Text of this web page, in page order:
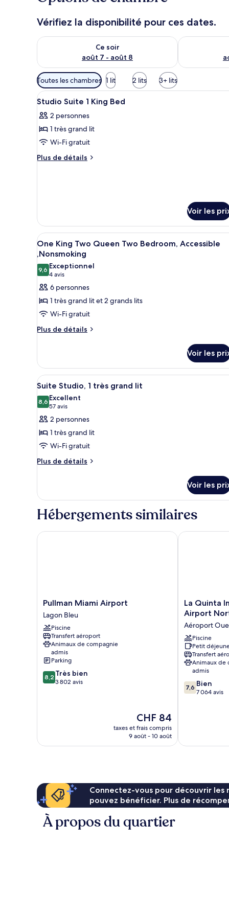
Vérifiez la disponibilité pour ces dates.
Ce soir
août 7 - août 8
Vérifier la disponibilité pour ce soir août 7 - août 8
Vérifier la
Filtres
disponibles
pour
chambres
Toutes les chambres 1 lit 2 lits 3+ lits
Afficher
toutes
les
photos
pour
ce
1
King
Bed
Un lit bien fait, avec du linge
11
Studio Suite 1 King Bed
2 personnes
1 très grand lit
Wi-Fi gratuit
Plus de détails
Plus
chambre
Studio
Suite
1
King
Bed
Voir les
Afficher
toutes
les
photos
pour
ce
type
de
chambre :
Two
Queen
Two
Bedroom,
Accessible
,Nonsmoking
Une chambre d’hôtel avec
12
One King Two Queen Two Bedroom, Accessible
,Nonsmoking
9,69,6 sur 10
Exceptionnel
4 avis
(4 avis)
6 personnes
1 très grand lit et 2 grands lits
Wi-Fi gratuit
Plus de détails
Plus
le
type
de
chambre
One
King
Two
Queen
Bedroom,
Accessible
,Nonsmoking
Voir les
Afficher
toutes
les
photos
pour
ce
type
de
Studio,
1
très
grand
Une chambre d’hôtel
11
Suite Studio, 1 très grand lit
8,68,6 sur 10
Excellent
57 avis
(57 avis)
2 personnes
1 très grand lit
Wi-Fi gratuit
Plus de détails
Plus
le
type
de
Suite
Voir les
Hébergements similaires
Pullman
Miami
Airport
Lagon
Bleu
Pullman Miami Airport
Lagon Bleu
Piscine
Transfert aéroport
Animaux de compagnie
admis
Parking
8.2
sur
8,2 Très bien
3 802 avis
Le
nouveau
prix
CHF 84
taxes et frais compris
9 août - 10 août
Pullman Miami Airport
La
Quinta
by
Wyndham
Miami
Airport
North
Aéroport
Ouest
La Quinta
Airport
Aéroport
Piscine
Petit
Transfert
Animaux de
admis
7.6
sur
7,6 Bien
7 064 avis
La Quinta
Connectez-vous pour découvrir
pouvez bénéficier. Plus de
À propos du quartier